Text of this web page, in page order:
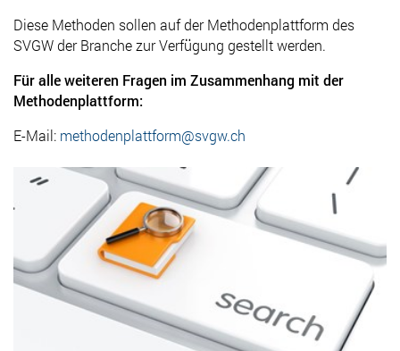
Diese Methoden sollen auf der Methodenplattform des
SVGW der Branche zur Verfügung gestellt werden.
Für alle weiteren Fragen im Zusammenhang mit der
Methodenplattform:
E-Mail: methodenplattform@svgw.ch